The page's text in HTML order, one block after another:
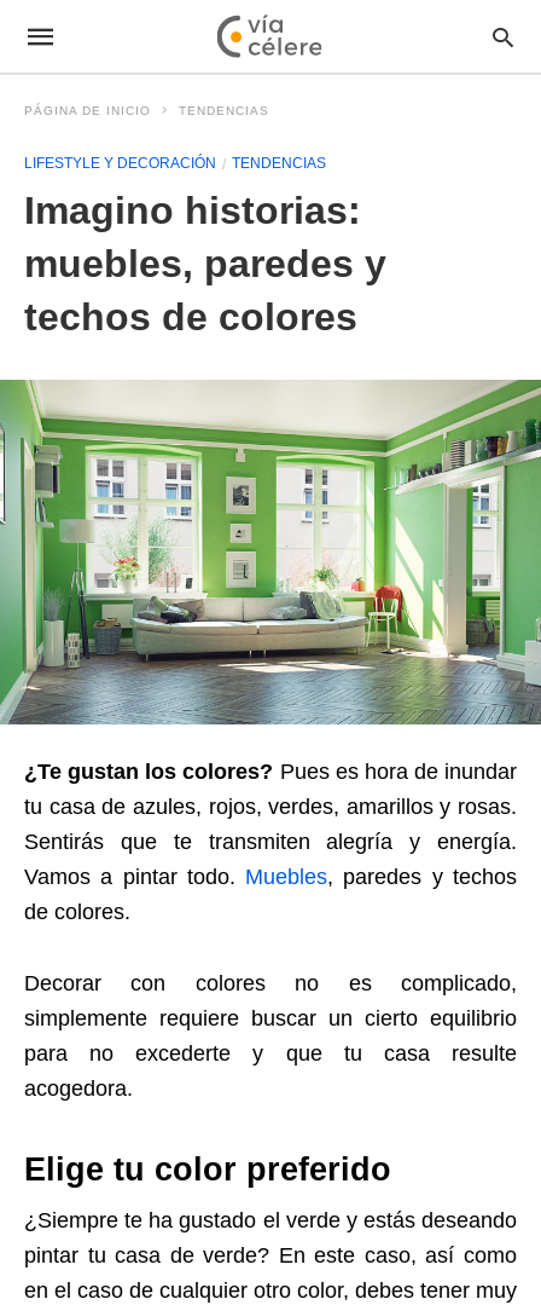
PÁGINA DE INICIO TENDENCIAS
LIFESTYLE Y DECORACIÓN TENDENCIAS
Imagino historias:
muebles, paredes y
techos de colores
¿Te gustan los colores? Pues es hora de inundar
tu casa de azules, rojos, verdes, amarillos y rosas.
Sentirás que te transmiten alegría y energía.
Vamos a pintar todo. Muebles, paredes y techos
de colores.
Decorar con colores no es complicado,
simplemente requiere buscar un cierto equilibrio
para no excederte y que tu casa resulte
acogedora.
Elige tu color preferido
¿Siempre te ha gustado el verde y estás deseando
pintar tu casa de verde? En este caso, así como
en el caso de cualquier otro color, debes tener muy